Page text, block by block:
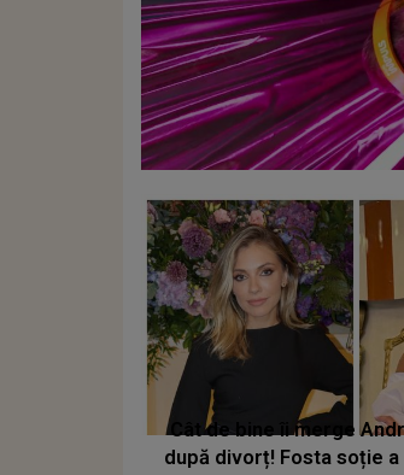
Cât de bine îi merge
după divorț! Fosta soție a